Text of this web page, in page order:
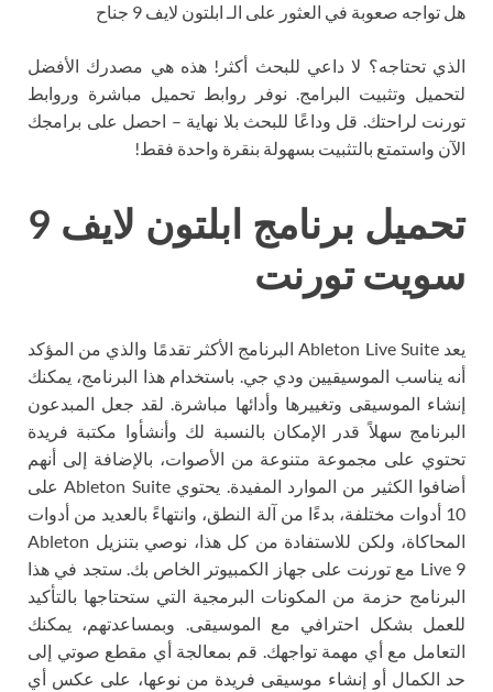
هل تواجه صعوبة في العثور على الـ ابلتون لايف 9 جناح
الذي تحتاجه؟ لا داعي للبحث أكثر! هذه هي مصدرك الأفضل
لتحميل وتثبيت البرامج. نوفر روابط تحميل مباشرة وروابط
تورنت لراحتك. قل وداعًا للبحث بلا نهاية – احصل على برامجك
الآن واستمتع بالتثبيت بسهولة بنقرة واحدة فقط!
تحميل برنامج ابلتون لايف 9
سويت تورنت
يعد Ableton Live Suite البرنامج الأكثر تقدمًا والذي من المؤكد
أنه يناسب الموسيقيين ودي جي. باستخدام هذا البرنامج، يمكنك
إنشاء الموسيقى وتغييرها وأدائها مباشرة. لقد جعل المبدعون
البرنامج سهلاً قدر الإمكان بالنسبة لك وأنشأوا مكتبة فريدة
تحتوي على مجموعة متنوعة من الأصوات، بالإضافة إلى أنهم
أضافوا الكثير من الموارد المفيدة. يحتوي Ableton Suite على
10 أدوات مختلفة، بدءًا من آلة النطق، وانتهاءً بالعديد من أدوات
المحاكاة، ولكن للاستفادة من كل هذا، نوصي بتنزيل Ableton
Live 9 مع تورنت على جهاز الكمبيوتر الخاص بك. ستجد في هذا
البرنامج حزمة من المكونات البرمجية التي ستحتاجها بالتأكيد
للعمل بشكل احترافي مع الموسيقى. وبمساعدتهم، يمكنك
التعامل مع أي مهمة تواجهك. قم بمعالجة أي مقطع صوتي إلى
حد الكمال أو إنشاء موسيقى فريدة من نوعها، على عكس أي